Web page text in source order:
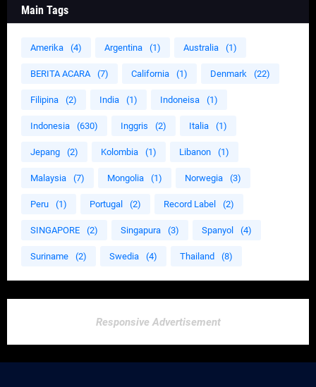
Main Tags
Amerika (4) Argentina (1) Australia (1)
BERITA ACARA (7) California (1) Denmark (22)
Filipina (2) India (1) Indoneisa (1)
Indonesia (630) Inggris (2) Italia (1)
Jepang (2) Kolombia (1) Libanon (1)
Malaysia (7) Mongolia (1) Norwegia (3)
Peru (1) Portugal (2) Record Label (2)
SINGAPORE (2) Singapura (3) Spanyol (4)
Suriname (2) Swedia (4) Thailand (8)
Responsive Advertisement